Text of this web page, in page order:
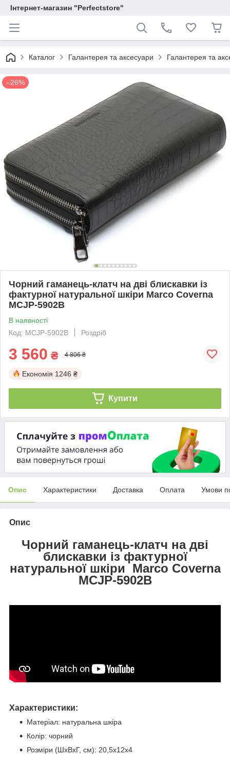
Інтернет-магазин "Perfectstore"
Каталог Галантерея та аксесуари Галантерея та
–26%
Чорний гаманець-клатч на дві блискавки із
фактурної натуральної шкіри Marco Coverna
MCJP-5902B
В наявності
Код: MCJP-5902B
Роздріб
3 560 ₴ 4 806 ₴
Економія 1246 ₴
Купити
Опис Характеристики Доставка Оплата Умови
Опис
Чорний гаманець-клатч на дві
блискавки із фактурної
натуральної шкіри Marco Coverna
MCJP-5902B
Характеристики:
Матеріал: натуральна шкіра
Колір: чорний
Розміри (ШхВхГ, см): 20,5х12х4